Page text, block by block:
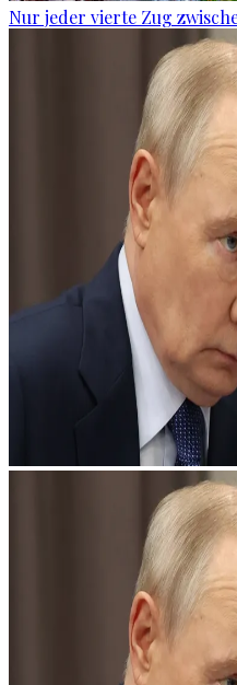
Nur jeder vierte Zug